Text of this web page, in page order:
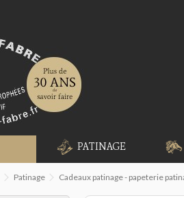
PATINAGE
Patinage Cadeaux patinage - papeterie